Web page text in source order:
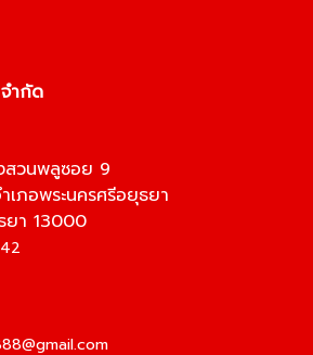
ำกัด
สวนพลูซอย 9
ภอพระนครศรีอยุธยา
ยา 13000